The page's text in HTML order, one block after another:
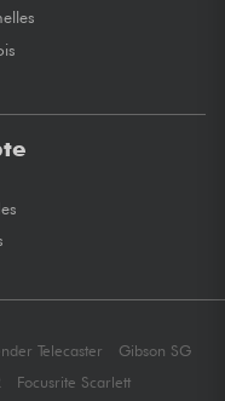
Telecaster
Gibson SG
Focusrite Scarlett